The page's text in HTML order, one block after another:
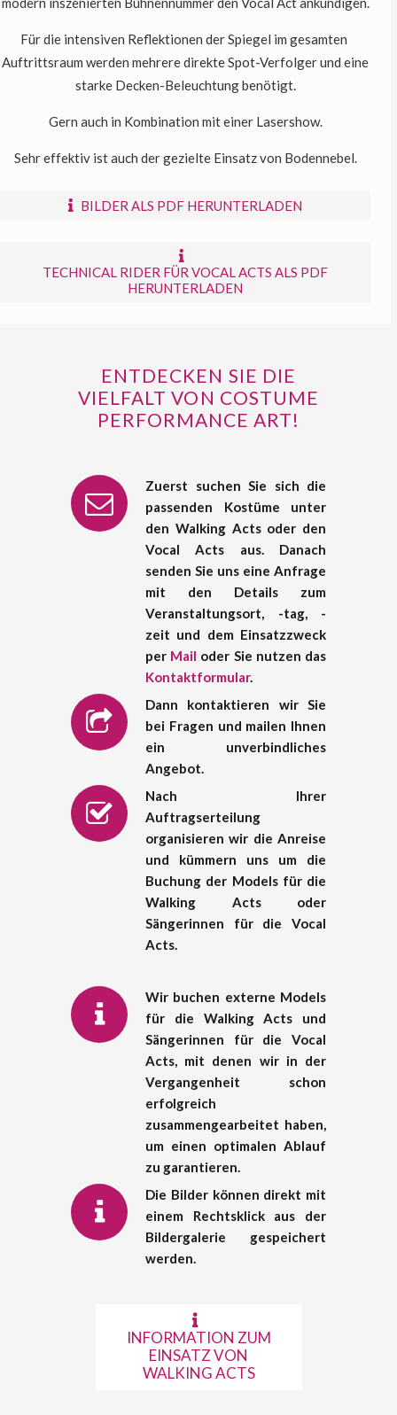
modern inszenierten Bühnennummer den Vocal Act ankündigen.
Für die intensiven Reflektionen der Spiegel im gesamten
Auftrittsraum werden mehrere direkte Spot-Verfolger und eine
starke Decken-Beleuchtung benötigt.
Gern auch in Kombination mit einer Lasershow.
Sehr effektiv ist auch der gezielte Einsatz von Bodennebel.
BILDER ALS PDF HERUNTERLADEN
TECHNICAL RIDER FÜR VOCAL ACTS ALS PDF
HERUNTERLADEN
ENTDECKEN SIE DIE
VIELFALT VON COSTUME
PERFORMANCE ART!
Zuerst suchen Sie sich die
passenden Kostüme unter
den Walking Acts oder den
Vocal Acts aus. Danach
senden Sie uns eine Anfrage
mit den Details zum
Veranstaltungsort, -tag, -
zeit und dem Einsatzzweck
per Mail oder Sie nutzen das
Kontaktformular.
Dann kontaktieren wir Sie
bei Fragen und mailen Ihnen
ein unverbindliches
Angebot.
Nach Ihrer
Auftragserteilung
organisieren wir die Anreise
und kümmern uns um die
Buchung der Models für die
Walking Acts oder
Sängerinnen für die Vocal
Acts.
Wir buchen externe Models
für die Walking Acts und
Sängerinnen für die Vocal
Acts, mit denen wir in der
Vergangenheit schon
erfolgreich
zusammengearbeitet haben,
um einen optimalen Ablauf
zu garantieren.
Die Bilder können direkt mit
einem Rechtsklick aus der
Bildergalerie gespeichert
werden.
INFORMATION ZUM
EINSATZ VON
WALKING ACTS